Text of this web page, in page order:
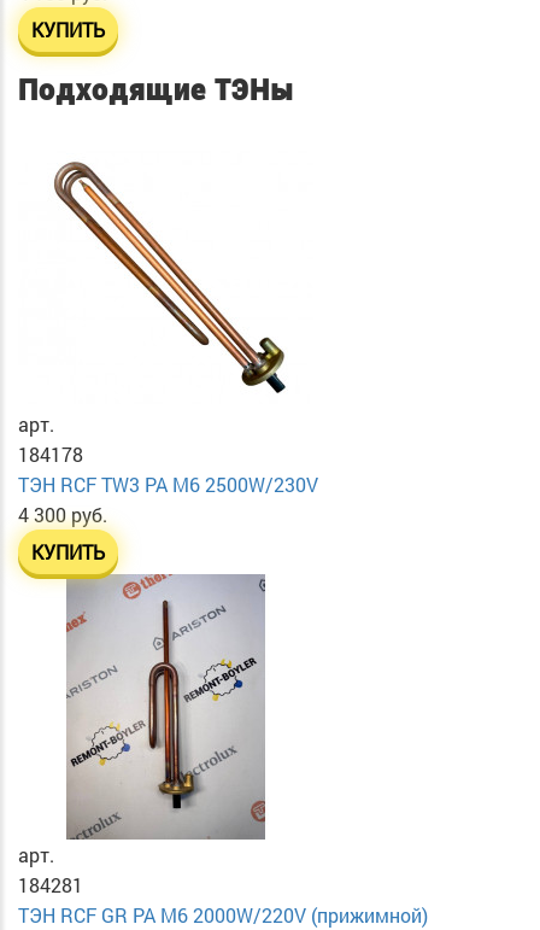
КУПИТЬ
Подходящие ТЭНы
арт.
184178
ТЭН RСF TW3 PA М6 2500W/230V
4 300 руб.
КУПИТЬ
арт.
184281
ТЭН RСF GR PA М6 2000W/220V (прижимной)